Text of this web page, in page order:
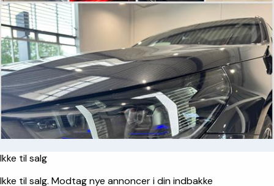
Ikke til salg
Ikke til salg. Modtag nye annoncer i din indbakke